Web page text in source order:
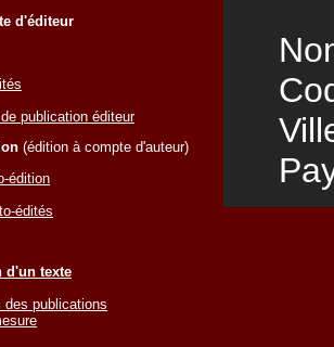
d'éditeur
de publication éditeur
(édition à compte d'auteur)
édition
édités
d'un texte
des publications